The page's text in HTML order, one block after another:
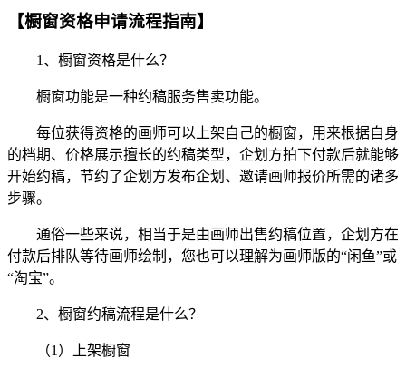
【橱窗资格申请流程指南】
1、橱窗资格是什么？
橱窗功能是一种约稿服务售卖功能。
每位获得资格的画师可以上架自己的橱窗，用来根据自身
的档期、价格展示擅长的约稿类型，企划方拍下付款后就能够
开始约稿，节约了企划方发布企划、邀请画师报价所需的诸多
步骤。
通俗一些来说，相当于是由画师出售约稿位置，企划方在
付款后排队等待画师绘制，您也可以理解为画师版的“闲鱼”或
“淘宝”。
2、橱窗约稿流程是什么？
（1）上架橱窗